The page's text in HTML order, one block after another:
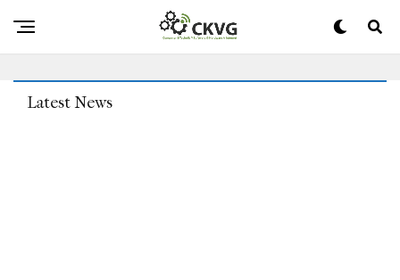
Schnee – Für 4.000 Dollar Im Monat. Wo Könnte Ich Mich
Auch Neutral Zurückziehen?
Latest News